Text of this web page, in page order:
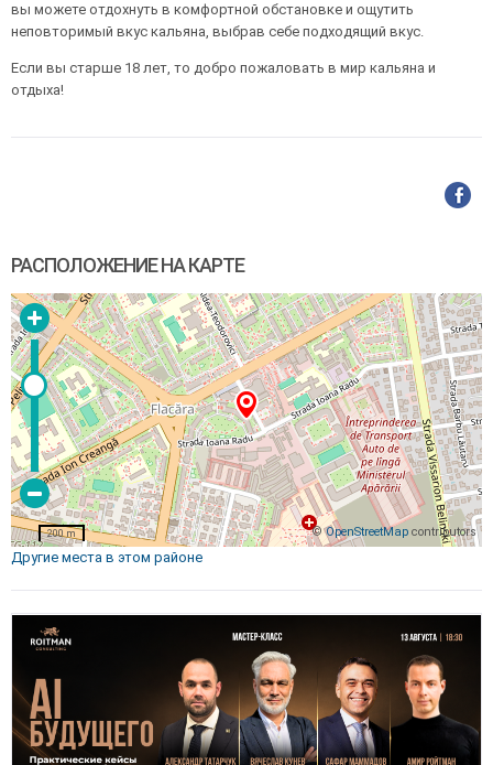
вы можете отдохнуть в комфортной обстановке и ощутить
неповторимый вкус кальяна, выбрав себе подходящий вкус.
Если вы старше 18 лет, то добро пожаловать в мир кальяна и
отдыха!
РАСПОЛОЖЕНИЕ НА КАРТЕ
©OpenStreetMap contributors
200 m
Другие места в этом районе